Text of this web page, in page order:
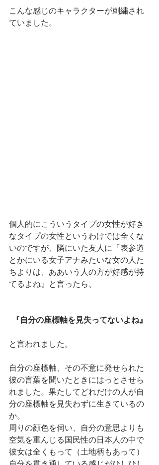
こんな感じのキャラクターが刺繍され
ていました。
個人的にこういうタイプの女性が好き
なタイプの女性というわけでは全くな
いのですが、隣にいた友人に『表参道
とかにいる女子アナみたいな女の人た
ちよりは、ああいう人の方が好感が持
てるよね』と言ったら、
『自分の座標軸を見失ってないよね』
と言われました。
自分の座標軸、その不意に発せられた
彼の言葉を聞いたときにはっとさせら
れました。果たしてどれだけの人が自
分の座標軸を見失わずに生きているの
か。
周りの顔色を伺い、自分の意思よりも
空気を重んじる国民性の日本人の中で
彼女は全くもって（土地柄もあって）